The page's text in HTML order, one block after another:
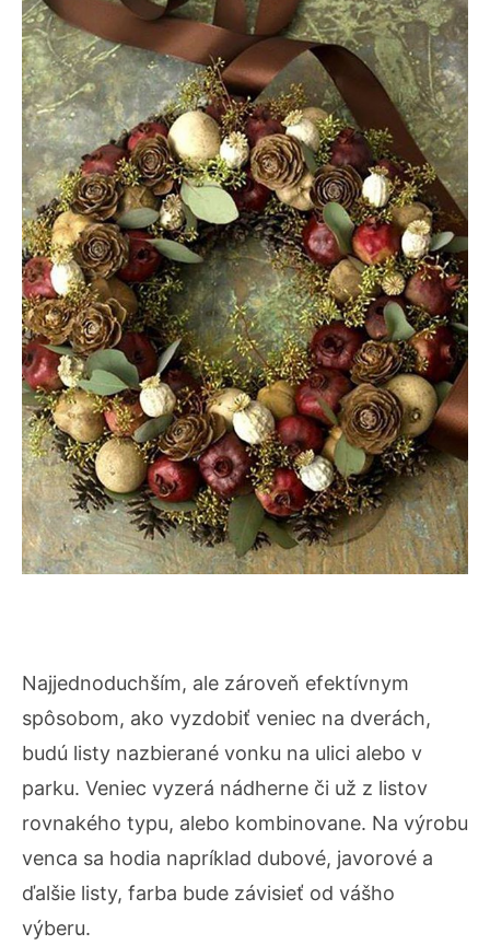
Najjednoduchším, ale zároveň efektívnym
spôsobom, ako vyzdobiť veniec na dverách,
budú listy nazbierané vonku na ulici alebo v
parku. Veniec vyzerá nádherne či už z listov
rovnakého typu, alebo kombinovane. Na výrobu
venca sa hodia napríklad dubové, javorové a
ďalšie listy, farba bude závisieť od vášho
výberu.